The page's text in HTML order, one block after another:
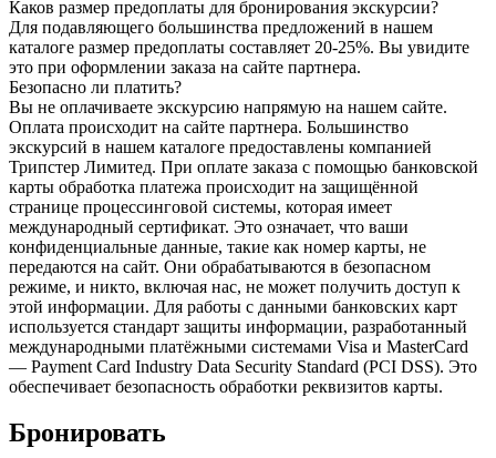
Каков размер предоплаты для бронирования экскурсии?
Для подавляющего большинства предложений в нашем
каталоге размер предоплаты составляет 20-25%. Вы увидите
это при оформлении заказа на сайте партнера.
Безопасно ли платить?
Вы не оплачиваете экскурсию напрямую на нашем сайте.
Оплата происходит на сайте партнера. Большинство
экскурсий в нашем каталоге предоставлены компанией
Трипстер Лимитед. При оплате заказа с помощью банковской
карты обработка платежа происходит на защищённой
странице процессинговой системы, которая имеет
международный сертификат. Это означает, что ваши
конфиденциальные данные, такие как номер карты, не
передаются на сайт. Они обрабатываются в безопасном
режиме, и никто, включая нас, не может получить доступ к
этой информации. Для работы с данными банковских карт
используется стандарт защиты информации, разработанный
международными платёжными системами Visa и MasterCard
— Payment Card Industry Data Security Standard (PCI DSS). Это
обеспечивает безопасность обработки реквизитов карты.
Бронировать